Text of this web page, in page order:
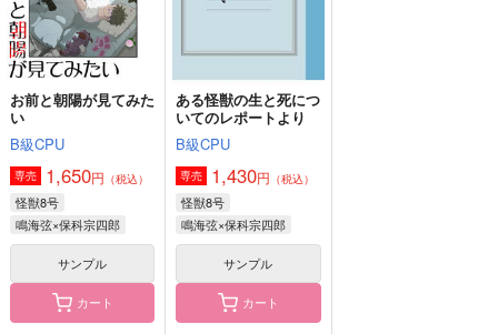
サンプル
作品詳細
お前と朝陽が見てみた
い
B級CPU
専売 1,650円 （税込）
怪獣8号
鳴海弦×保科宗四郎
サンプル
カート
ある怪獣の生と死につ
いてのレポートより
B級CPU
専売 1,430円 （税込）
怪獣8号
鳴海弦×保科宗四郎
サンプル
カート